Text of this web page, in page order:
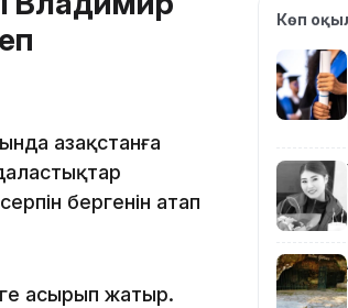
Қазақстанға
бергенін атап
асырып жатыр.
14:10
Көп